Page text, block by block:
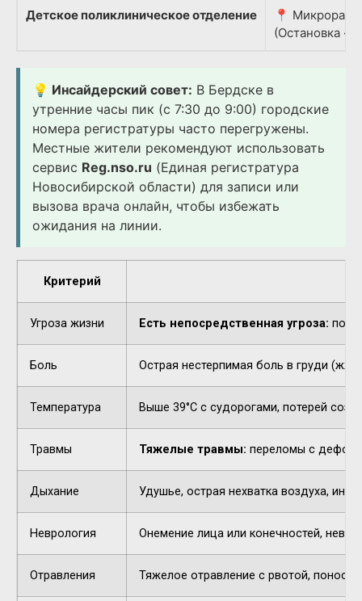
Детское поликлиническое отделение
📍
(Остановка
💡 Инсайдерский совет: В Бердске в
утренние часы пик (с 7:30 до 9:00) городские
номера регистратуры часто перегружены.
Местные жители рекомендуют использовать
сервис Reg.nso.ru (Единая регистратура
Новосибирской области) для записи или
вызова врача онлайн, чтобы избежать
ожидания на линии.
Критерий
Угроза жизни Есть непосредственная угроза:
Боль Острая нестерпимая боль в груди
Температура Выше 39°C с судорогами, потерей
Травмы Тяжелые травмы: переломы с
Дыхание Удушье, острая нехватка воздуха,
Неврология Онемение лица или конечностей,
Отравления Тяжелое отравление с рвотой,